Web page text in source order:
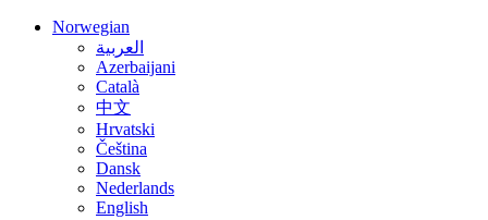
Norwegian
العربية
Azerbaijani
Català
中文
Hrvatski
Čeština
Dansk
Nederlands
English